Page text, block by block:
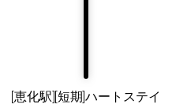
[恵化駅][短期]ハートステイ